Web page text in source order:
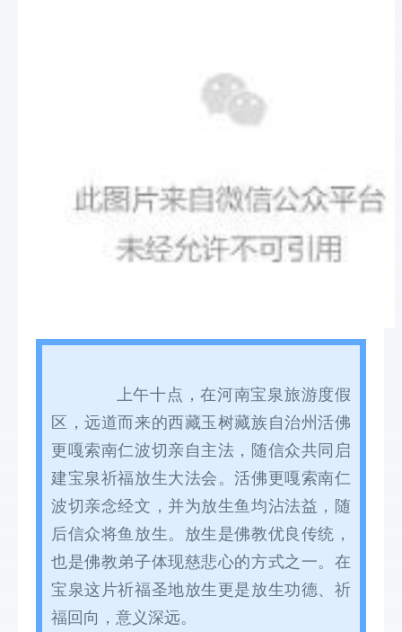
上午十点，在河南宝泉旅游度假
区，远道而来的西藏玉树藏族自治州活佛
更嘎索南仁波切亲自主法，随信众共同启
建宝泉祈福放生大法会。活佛更嘎索南仁
波切亲念经文，并为放生鱼均沾法益，随
后信众将鱼放生。放生是佛教优良传统，
也是佛教弟子体现慈悲心的方式之一。在
宝泉这片祈福圣地放生更是放生功德、祈
福回向，意义深远。